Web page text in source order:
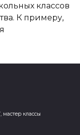
классов
К примеру,
классы